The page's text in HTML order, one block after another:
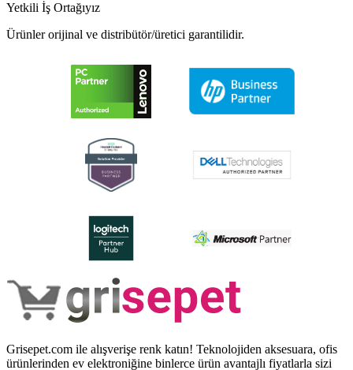
Yetkili İş Ortağıyız
Ürünler orijinal ve distribütör/üretici garantilidir.
Grisepet.com ile alışverişe renk katın! Teknolojiden aksesuara, ofis
ürünlerinden ev elektroniğine binlerce ürün avantajlı fiyatlarla sizi